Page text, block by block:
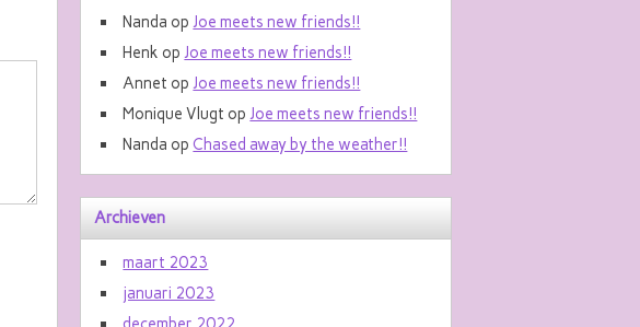
Nanda opJoe meets new friends!!
Henk opJoe meets new friends!!
Annet opJoe meets new friends!!
Monique Vlugt opJoe meets new friends!!
Nanda opChased away by the weather!!
Archieven
maart 2023
januari 2023